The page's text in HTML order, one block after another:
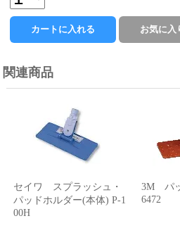
関連商品
セイワ スプラッシュ・
パッドホルダー(本体) P-1
00H
3M パ
6472